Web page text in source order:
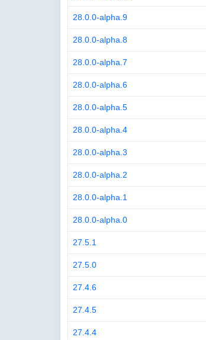
28.0.0-alpha.9
28.0.0-alpha.8
28.0.0-alpha.7
28.0.0-alpha.6
28.0.0-alpha.5
28.0.0-alpha.4
28.0.0-alpha.3
28.0.0-alpha.2
28.0.0-alpha.1
28.0.0-alpha.0
27.5.1
27.5.0
27.4.6
27.4.5
27.4.4